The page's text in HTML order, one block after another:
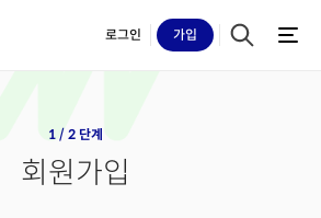
로그인 가입
1 / 2 단계
회원가입